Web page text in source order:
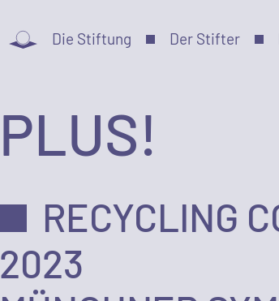
Die Stiftung Der Stifter
PLUS!
RECYCLING
2023